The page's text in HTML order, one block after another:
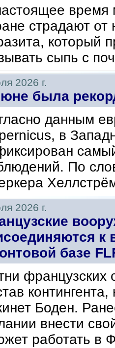
время
страдают от
который
сыпь с
2026 г.
была
данным
в
По
2026 г.
к
базе
французских
Боден.
внести
работать в